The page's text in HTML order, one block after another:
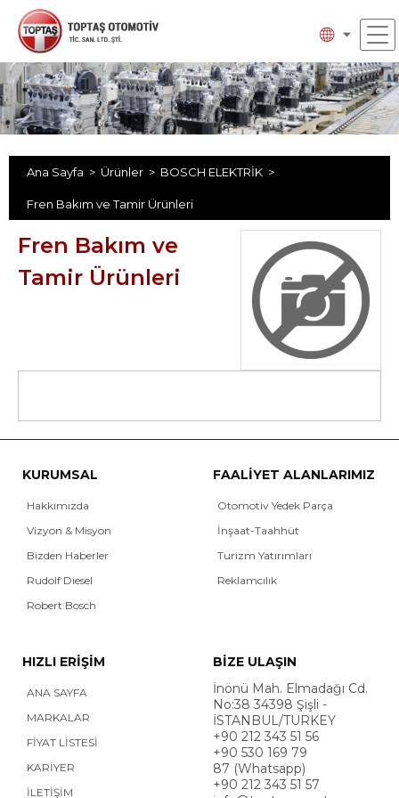
Ana Sayfa > Ürünler > BOSCH ELEKTRİK >
Fren Bakım ve Tamir Ürünleri
Fren Bakım ve
Tamir Ürünleri
KURUMSAL
Hakkımızda
Vizyon & Misyon
Bizden Haberler
Rudolf Diesel
Robert Bosch
FAALİYET ALANLARIMIZ
Otomotiv Yedek Parça
İnşaat-Taahhüt
Turizm Yatırımları
Reklamcılık
HIZLI ERİŞİM
ANA SAYFA
MARKALAR
FİYAT LİSTESİ
KARİYER
İLETİŞİM
BİZE ULAŞIN
İnönü Mah. Elmadağı Cd.
No:38 34398 Şişli -
İSTANBUL/TURKEY
+90 212 343 51 56
+90 530 169 79
87 (Whatsapp)
+90 212 343 51 57